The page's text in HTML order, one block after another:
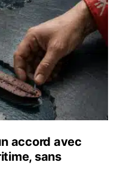
accord avec
sans